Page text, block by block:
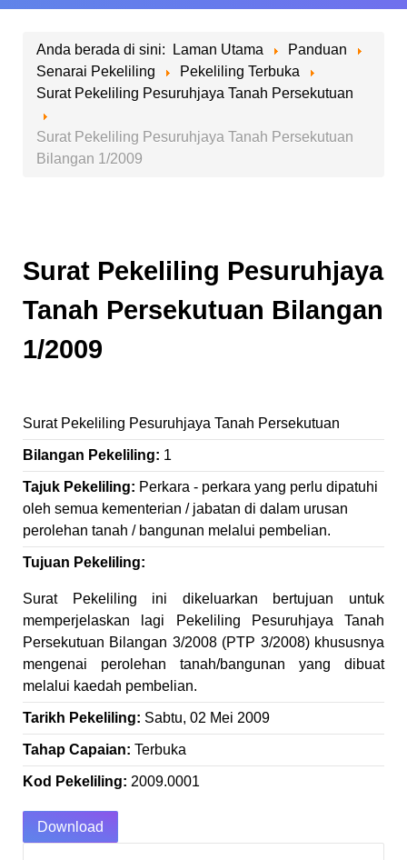
Anda berada di sini: Laman Utama
Panduan
Senarai Pekeliling
Pekeliling Terbuka
Surat Pekeliling Pesuruhjaya Tanah Persekutuan
Surat Pekeliling Pesuruhjaya Tanah Persekutuan
Bilangan 1/2009
Surat Pekeliling Pesuruhjaya
Tanah Persekutuan Bilangan
1/2009
Surat Pekeliling Pesuruhjaya Tanah Persekutuan
Bilangan Pekeliling: 1
Tajuk Pekeliling: Perkara - perkara yang perlu dipatuhi
oleh semua kementerian / jabatan di dalam urusan
perolehan tanah / bangunan melalui pembelian.
Tujuan Pekeliling:
Surat Pekeliling ini dikeluarkan bertujuan untuk
memperjelaskan lagi Pekeliling Pesuruhjaya Tanah
Persekutuan Bilangan 3/2008 (PTP 3/2008) khususnya
mengenai perolehan tanah/bangunan yang dibuat
melalui kaedah pembelian.
Tarikh Pekeliling: Sabtu, 02 Mei 2009
Tahap Capaian: Terbuka
Kod Pekeliling: 2009.0001
Download